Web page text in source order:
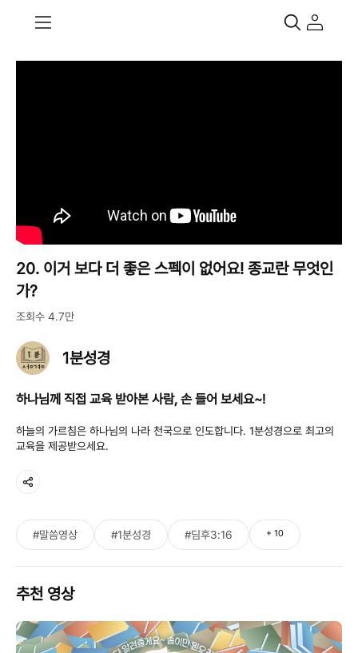
20. 이거 보다 더 좋은 스펙이 없어요! 종교란 무엇인
가?
조회수 4.7만
1분성경
하나님께 직접 교육 받아본 사람, 손 들어 보세요~!
하늘의 가르침은 하나님의 나라 천국으로 인도합니다. 1분성경으로 최고의
교육을 제공받으세요.
#말씀영상 #1분성경 #딤후3:16 + 10
추천 영상